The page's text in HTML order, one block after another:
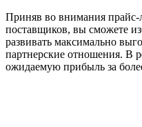
Приняв во внимания
поставщиков, вы сможете
развивать максимально
партнерские отношения. В
ожидаемую прибыль за